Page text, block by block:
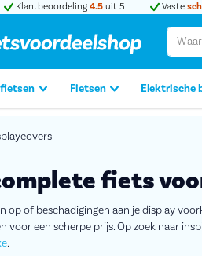
Klantbeoordeling 4.5 uit 5 Vaste
Fietsen Elektrische
fiets
op of beschadigingen aan je display
voor een scherpe prijs. Op zoek naar
.